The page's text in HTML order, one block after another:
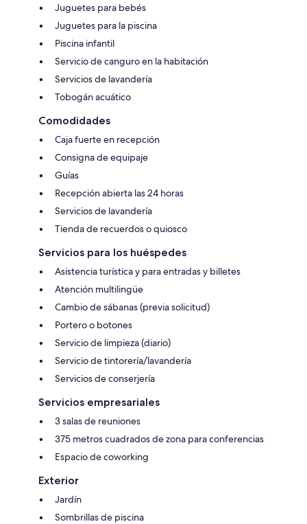
Juguetes para bebés
Juguetes para la piscina
Piscina infantil
Servicio de canguro en la habitación
Servicios de lavandería
Tobogán acuático
Comodidades
Caja fuerte en recepción
Consigna de equipaje
Guías
Recepción abierta las 24 horas
Servicios de lavandería
Tienda de recuerdos o quiosco
Servicios para los huéspedes
Asistencia turística y para entradas y billetes
Atención multilingüe
Cambio de sábanas (previa solicitud)
Portero o botones
Servicio de limpieza (diario)
Servicio de tintorería/lavandería
Servicios de conserjería
Servicios empresariales
3 salas de reuniones
375 metros cuadrados de zona para conferencias
Espacio de coworking
Exterior
Jardín
Sombrillas de piscina